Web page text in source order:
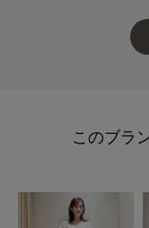
このブラ